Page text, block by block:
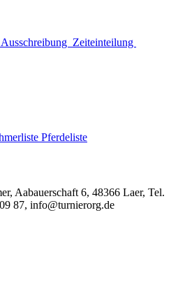
Ausschreibung Zeiteinteilung
Pferdeliste
Aabauerschaft 6, 48366 Laer, Tel.
87, info@turnierorg.de